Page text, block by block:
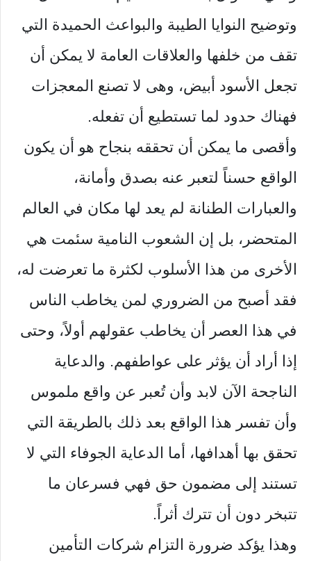
وتوضيح النوايا الطيبة والبواعث الحميدة التي
تقف من خلفها والعلاقات العامة لا يمكن أن
تجعل الأسود أبيض، وهى لا تصنع المعجزات
فهناك حدود لما تستطيع أن تفعله.
وأقصى ما يمكن أن تحققه بنجاح هو أن يكون
الواقع حسناً لتعبر عنه بصدق وأمانة،
والعبارات الطنانة لم يعد لها مكان في العالم
المتحضر، بل إن الشعوب النامية سئمت هي
الأخرى من هذا الأسلوب لكثرة ما تعرضت له،
فقد أصبح من الضروري لمن يخاطب الناس
في هذا العصر أن يخاطب عقولهم أولاً، وحتى
إذا أراد أن يؤثر على عواطفهم. والدعاية
الناجحة الآن لابد وأن تُعبر عن واقع ملموس
وأن تفسر هذا الواقع بعد ذلك بالطريقة التي
تحقق بها أهدافها، أما الدعاية الجوفاء التي لا
تستند إلى مضمون حق فهي فسرعان ما
تتبخر دون أن تترك أثراً.
وهذا يؤكد ضرورة التزام شركات التأمين